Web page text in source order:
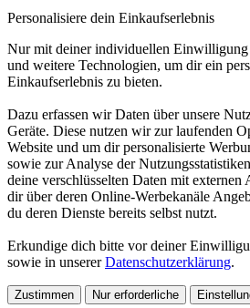
Personalisiere dein Einkaufserlebnis
Nur mit deiner individuellen
und weitere Technologien, um dir ein
Einkaufserlebnis zu bieten.
Dazu erfassen wir Daten über unsere
Geräte. Diese nutzen wir zur laufenden
Website und um dir personalisierte
sowie zur Analyse der
deine verschlüsselten Daten mit externen
dir über deren Online-Werbekanäle
du deren Dienste bereits selbst nutzt.
Erkundige dich bitte vor deiner
sowie in unsererDatenschutzerklärung.
Zustimmen Nur erforderliche